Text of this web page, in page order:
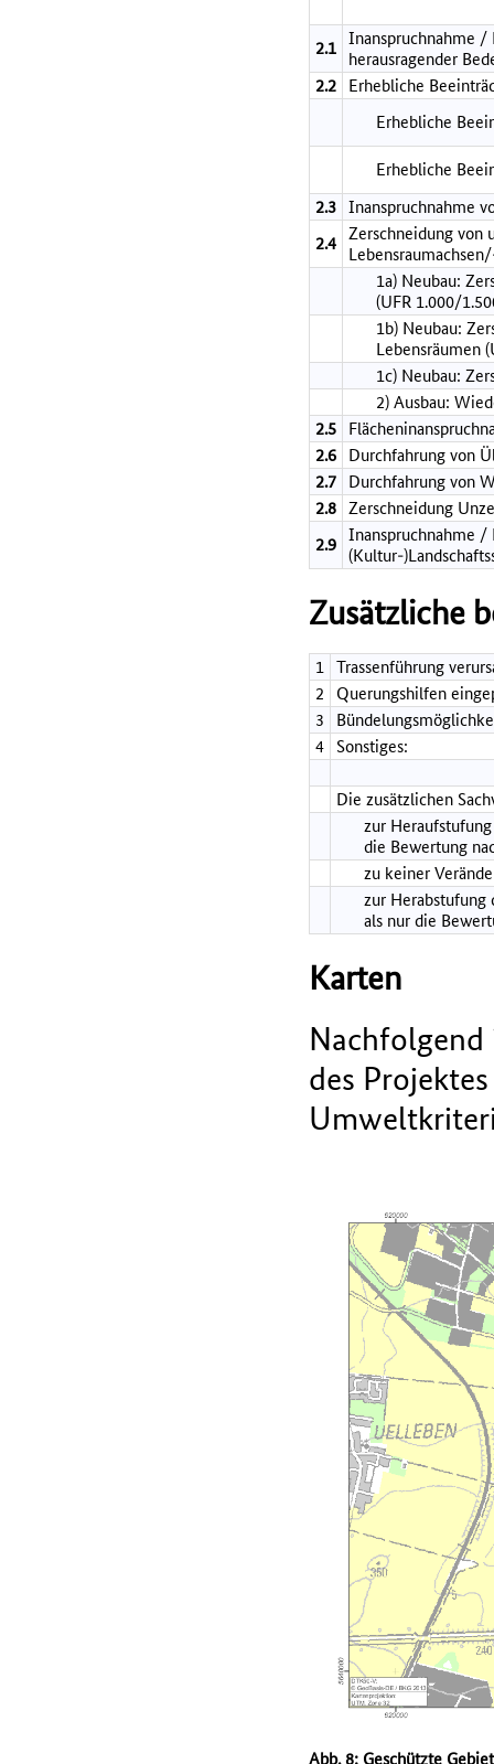
2.1 Inanspruchnahme /
herausragender
2.2
Erhebliche
Erhebliche
Erhebliche
2.3 Inanspruchnahme
2.4 Zerschneidung von
1a) Neubau:
(UFR 1.000/
1b) Neubau:
Lebensräumen
1c) Neubau:
2) Ausbau:
2.5
2.6
Durchfahrung von
2.7
Durchfahrung von
2.8 Zerschneidung
2.9 Inanspruchnahme /
(Kultur-
Zusätzliche
1 Trassenführung
2
Querungshilfen
3
4 Sonstiges:
Die zusätzlichen
zur
die Bewertung
zu keiner
zur Herabstufung
als nur die
Karten
Nachfolgend
des
Abb. 8: Geschützte